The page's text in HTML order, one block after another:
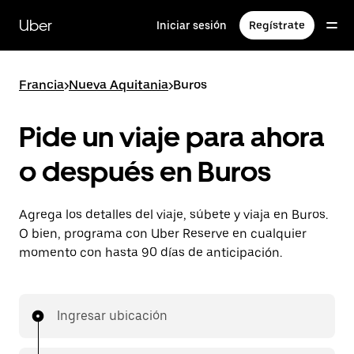
contenido
principal
Uber Iniciar sesión Regístrate
Francia>Nueva Aquitania>Buros
Pide un viaje para ahora
o después en Buros
Agrega los detalles del viaje, súbete y viaja en Buros.
O bien, programa con Uber Reserve en cualquier
momento con hasta 90 días de anticipación.
Ingresar ubicación